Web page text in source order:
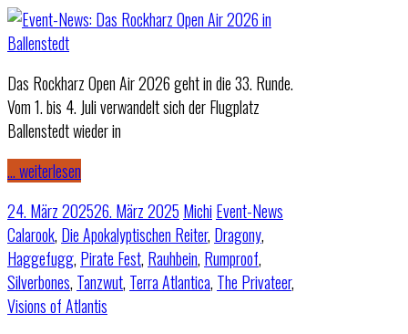
Das Rockharz Open Air 2026 geht in die 33. Runde.
Vom 1. bis 4. Juli verwandelt sich der Flugplatz
Ballenstedt wieder in
… weiterlesen
24. März 202526. März 2025 Michi Event-News
Calarook, Die Apokalyptischen Reiter, Dragony,
Haggefugg, Pirate Fest, Rauhbein, Rumproof,
Silverbones, Tanzwut, Terra Atlantica, The Privateer,
Visions of Atlantis